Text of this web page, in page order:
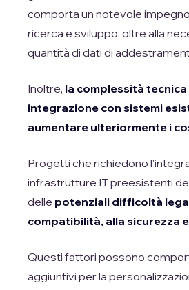
comporta un notevole
ricerca e sviluppo, oltre alla
quantità di dati di
Inoltre, la complessità
integrazione con sistemi
aumentare ulteriormente i
Progetti che richiedono
infrastrutture IT preesistenti
delle potenziali difficoltà
compatibilità, alla sicurezza
Questi fattori possono
aggiuntivi per la